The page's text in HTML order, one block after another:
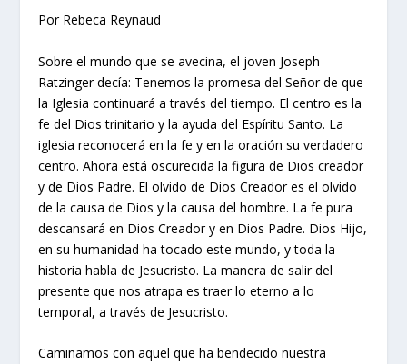
Por Rebeca Reynaud
Sobre el mundo que se avecina, el joven Joseph
Ratzinger decía: Tenemos la promesa del Señor de que
la Iglesia continuará a través del tiempo. El centro es la
fe del Dios trinitario y la ayuda del Espíritu Santo. La
iglesia reconocerá en la fe y en la oración su verdadero
centro. Ahora está oscurecida la figura de Dios creador
y de Dios Padre. El olvido de Dios Creador es el olvido
de la causa de Dios y la causa del hombre. La fe pura
descansará en Dios Creador y en Dios Padre. Dios Hijo,
en su humanidad ha tocado este mundo, y toda la
historia habla de Jesucristo. La manera de salir del
presente que nos atrapa es traer lo eterno a lo
temporal, a través de Jesucristo.
Caminamos con aquel que ha bendecido nuestra